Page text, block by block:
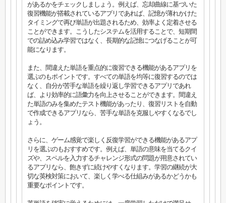
があるかをチェックしましょう。例えば、忘却曲線に基づいた
復習機能が搭載されているアプリであれば、記憶が薄れかけた
タイミングで再び単語が出題されるため、効率よく定着させる
ことができます。こうしたシステムを活用することで、短期間
での詰め込み学習ではなく、長期的な記憶につなげることが可
能になります。
また、間違えた単語を重点的に復習できる機能があるアプリを
選ぶのもポイントです。すべての単語を均等に復習するのでは
なく、自分が苦手な単語を繰り返し学習できるアプリであれ
ば、より効率的に語彙力を向上させることができます。間違え
た単語のみを集めたテスト機能があったり、復習リストを自動
で作成できるアプリなら、苦手な単語を克服しやすくなるでし
ょう。
さらに、ゲーム感覚で楽しく反復学習ができる機能があるアプ
リを選ぶのもおすすめです。例えば、単語の意味を当てるクイ
ズや、スペルを入力するチャレンジ形式の問題が用意されてい
るアプリなら、飽きずに続けやすくなります。学習の継続が大
切な英検対策において、楽しく学べる仕組みがあるかどうかも
重要なポイントです。